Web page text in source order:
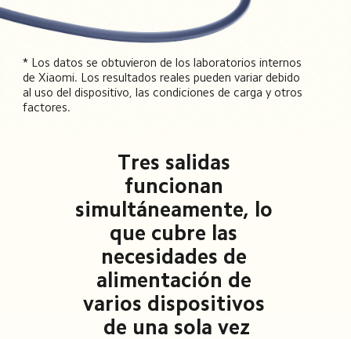
* Los datos se obtuvieron de los laboratorios internos
de Xiaomi. Los resultados reales pueden variar debido
al uso del dispositivo, las condiciones de carga y otros
factores.
Tres salidas
funcionan
simultáneamente, lo
que cubre las
necesidades de
alimentación de
varios dispositivos
de una sola vez